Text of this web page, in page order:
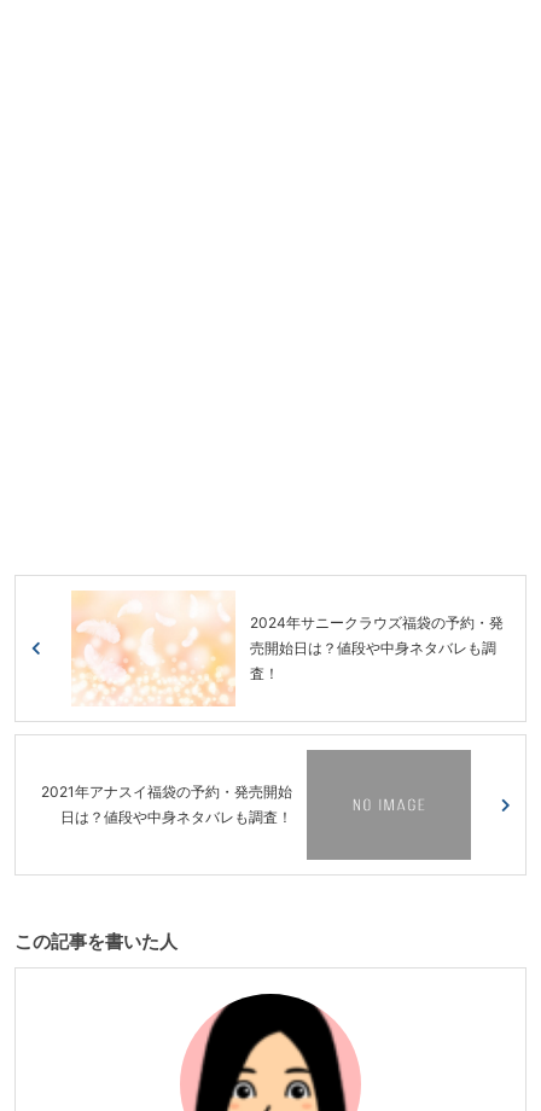
2024年サニークラウズ福袋の予約・発
売開始日は？値段や中身ネタバレも調
査！
2021年アナスイ福袋の予約・発売開始
日は？値段や中身ネタバレも調査！
この記事を書いた人